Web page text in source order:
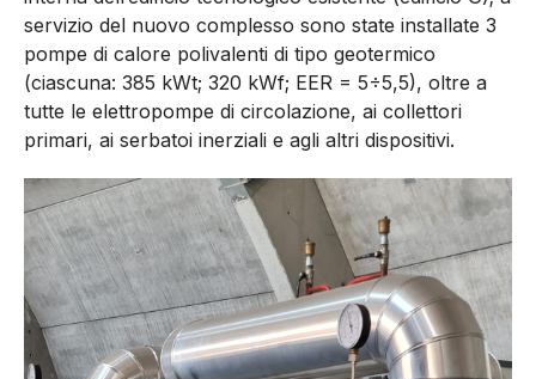
servizio del nuovo complesso sono state installate 3
pompe di calore polivalenti di tipo geotermico
(ciascuna: 385 kWt; 320 kWf; EER = 5÷5,5), oltre a
tutte le elettropompe di circolazione, ai collettori
primari, ai serbatoi inerziali e agli altri dispositivi.